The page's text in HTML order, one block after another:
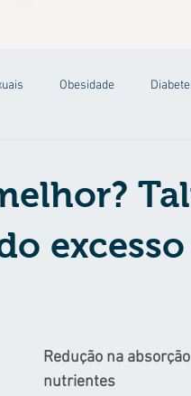
Obesidade
Redução na
nutrientes